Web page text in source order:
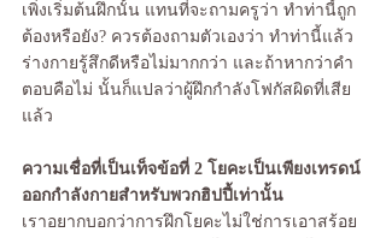
เพิ่งเริ่มต้นฝึกนั้น แทนที่จะถามครูว่า ทำท่านี้ถูก
ต้องหรือยัง? ควรต้องถามตัวเองว่า ทำท่านี้แล้ว
ร่างกายรู้สึกดีหรือไม่มากกว่า และถ้าหากว่าคำ
ตอบคือไม่ นั้นก็แปลว่าผู้ฝึกกำลังโฟกัสผิดที่เสีย
แล้ว
ความเชื่อที่เป็นเท็จข้อที่ 2 โยคะเป็นเพียงเทรดน์
ออกกำลังกายสำหรับพวกฮิปปี้เท่านั้น
เราอยากบอกว่าการฝึกโยคะไม่ใช่การเอาสร้อย